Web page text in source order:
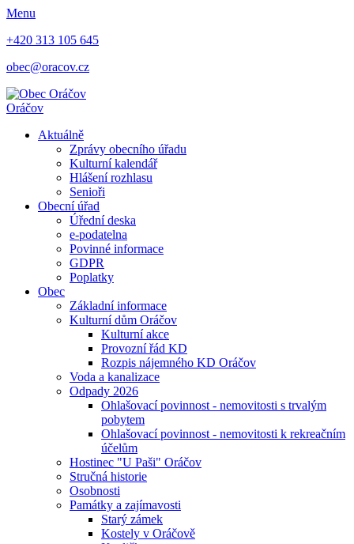
Menu
+420 313 105 645
obec@oracov.cz
Oráčov
Aktuálně
Zprávy obecního úřadu
Kulturní kalendář
Hlášení rozhlasu
Senioři
Obecní úřad
Úřední deska
e-podatelna
Povinné informace
GDPR
Poplatky
Obec
Základní informace
Kulturní dům Oráčov
Kulturní akce
Provozní řád KD
Rozpis nájemného KD Oráčov
Voda a kanalizace
Odpady 2026
Ohlašovací povinnost - nemovitosti s trvalým
pobytem
Ohlašovací povinnost - nemovitosti k rekreačním
účelům
Hostinec "U Paši" Oráčov
Stručná historie
Osobnosti
Památky a zajímavosti
Starý zámek
Kostely v Oráčově